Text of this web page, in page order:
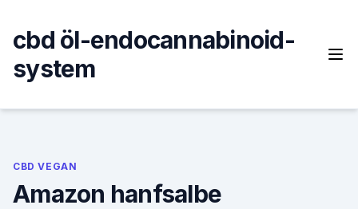
content
cbd öl-endocannabinoid-
system
CBD VEGAN
Amazon hanfsalbe